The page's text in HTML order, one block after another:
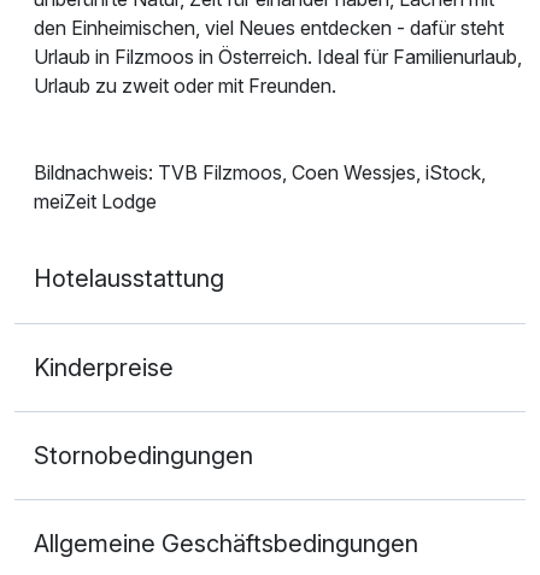
den Einheimischen, viel Neues entdecken - dafür steht
Urlaub in Filzmoos in Österreich. Ideal für Familienurlaub,
Urlaub zu zweit oder mit Freunden.
Bildnachweis: TVB Filzmoos, Coen Wessjes, iStock,
meiZeit Lodge
Hotelausstattung
Kinderpreise
Stornobedingungen
Allgemeine Geschäftsbedingungen